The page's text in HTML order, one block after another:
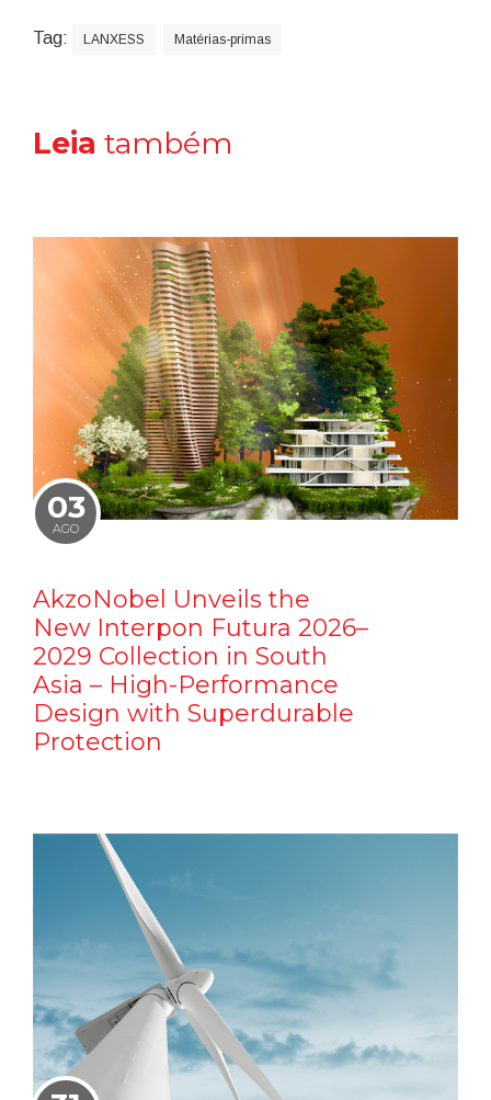
Tag: LANXESS Matérias-primas
Leia também
03
AGO
AkzoNobel Unveils the
New Interpon Futura 2026–
2029 Collection in South
Asia – High-Performance
Design with Superdurable
Protection